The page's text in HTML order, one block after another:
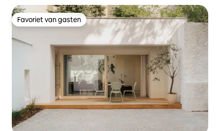
Favoriet van gasten
Favoriet van gasten